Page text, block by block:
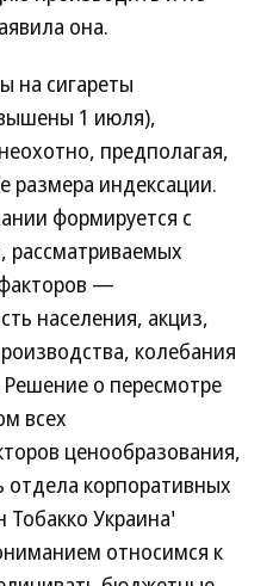
она.
на сигареты
1 июля),
предполагая,
размера индексации.
формируется с
рассматриваемых
—
населения, акциз,
колебания
о пересмотре
всех
ценообразования,
корпоративных
Украина'
относимся к